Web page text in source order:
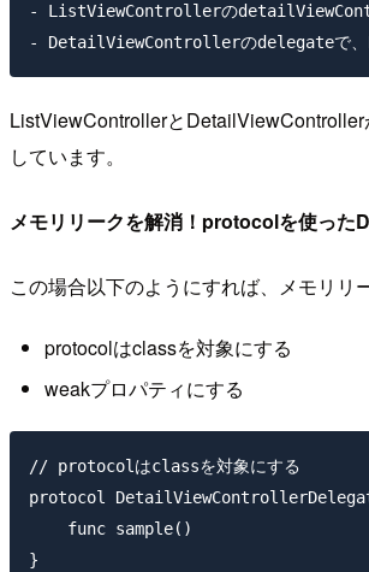
- ListViewControllerの
ListViewControllerと
しています。
メモリリークを解消！protocolを使った
この場合以下のようにすれば、メモリリ
protocolはclassを対象にする
weakプロパティにする
// protocolはclassを対象にする
protocol
    func sample()
}